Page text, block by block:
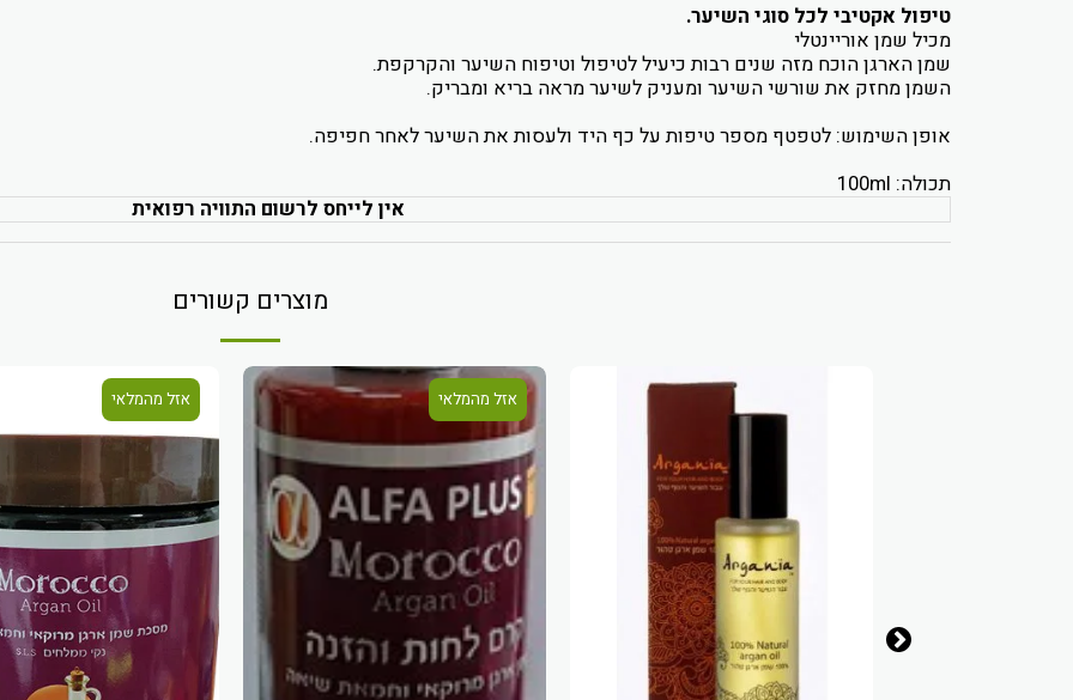
טיפול אקטיבי לכל סוגי השיער.
מכיל שמן אוריינטלי
שמן הארגן הוכח מזה שנים רבות כיעיל לטיפול וטיפוח השיער והקרקפת.
השמן מחזק את שורשי השיער ומעניק לשיער מראה בריא ומבריק.
אופן השימוש: לטפטף מספר טיפות על כף היד ולעסות את השיער לאחר חפיפה.
תכולה: 100ml
אין לייחס לרשום התוויה רפואית
מוצרים קשורים
אזל מהמלאי אזל מהמלאי